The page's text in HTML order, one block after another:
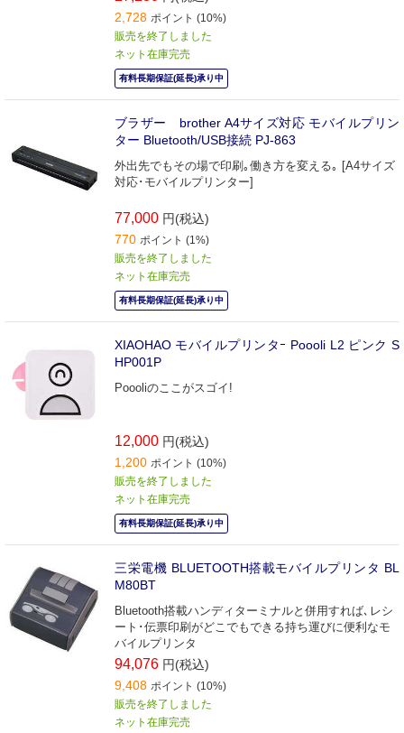
2,728 ポイント (10%)
販売を終了しました
ネット在庫完売
有料長期保証(延長)承り中
ブラザー brother A4サイズ対応 モバイルプリン
ター Bluetooth/USB接続 PJ-863
外出先でもその場で印刷｡働き方を変える｡ [A4サイズ
対応･モバイルプリンター]
77,000 円(税込)
770 ポイント (1%)
販売を終了しました
ネット在庫完売
有料長期保証(延長)承り中
XIAOHAO モバイルプリンタｰ Poooli L2 ピンク S
HP001P
Poooliのここがスゴイ!
12,000 円(税込)
1,200 ポイント (10%)
販売を終了しました
ネット在庫完売
有料長期保証(延長)承り中
三栄電機 BLUETOOTH搭載モバイルプリンタ BL
M80BT
Bluetooth搭載ハンディターミナルと併用すれば､レシ
ート･伝票印刷がどこでもできる持ち運びに便利なモ
バイルプリンタ
94,076 円(税込)
9,408 ポイント (10%)
販売を終了しました
ネット在庫完売